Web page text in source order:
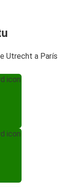
Utrecht a París